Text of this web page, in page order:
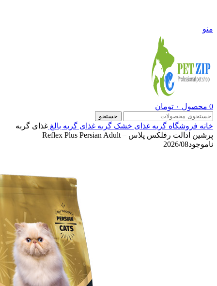
منو
0 محصول ۰ تومان
جستجو
خانه فروشگاه گربه غذای خشک گربه غذای گربه بالغ غذای گربه
پرشین ادالت رفلکس پلاس – Reflex Plus Persian Adult
ناموجود2026/08